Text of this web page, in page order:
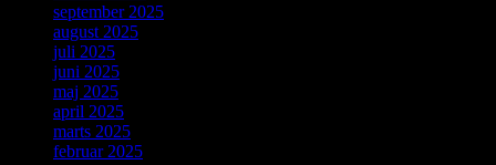
september 2025
august 2025
juli 2025
juni 2025
maj 2025
april 2025
marts 2025
februar 2025